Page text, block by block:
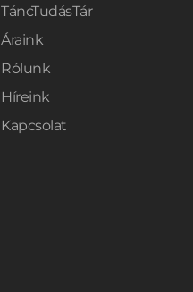
TáncTudásTár
Áraink
Rólunk
Híreink
Kapcsolat